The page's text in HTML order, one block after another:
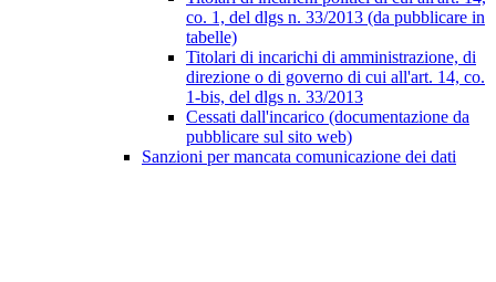
co. 1, del dlgs n. 33/2013 (da pubblicare in
tabelle)
Titolari di incarichi di amministrazione, di
direzione o di governo di cui all'art. 14, co.
1-bis, del dlgs n. 33/2013
Cessati dall'incarico (documentazione da
pubblicare sul sito web)
Sanzioni per mancata comunicazione dei dati